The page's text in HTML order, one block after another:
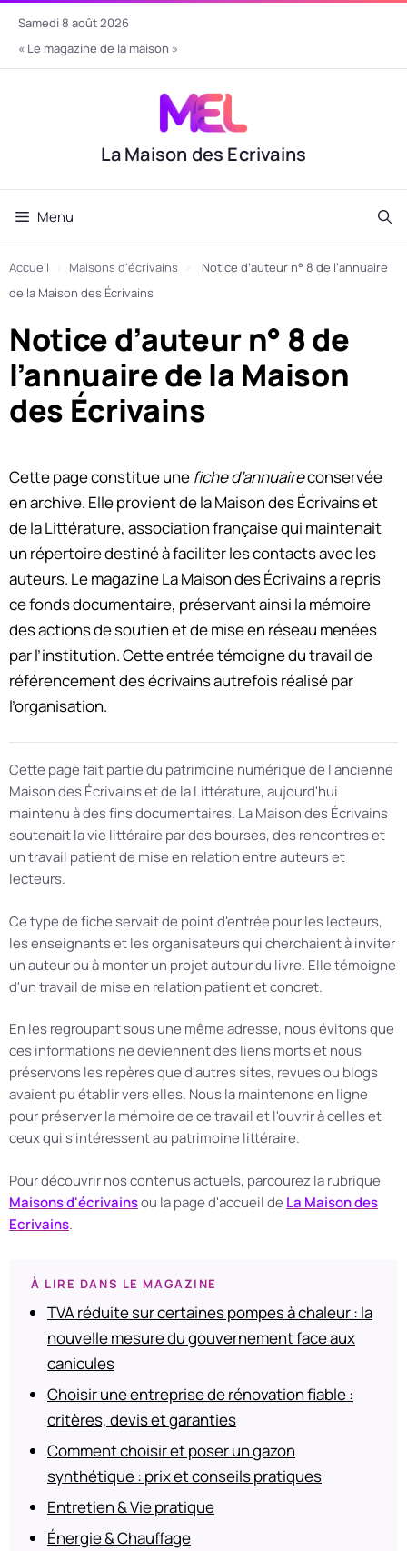
samedi 8 août 2026
« Le magazine de la maison »
La Maison des Ecrivains
Menu
Accueil Maisons d'écrivains
Notice d’auteur n° 8 de l’annuaire
de la Maison des Écrivains
Notice d’auteur n° 8 de
l’annuaire de la Maison
des Écrivains
Cette page constitue une fiche d’annuaireconservée
en archive. Elle provient de la Maison des Écrivains et
de la Littérature, association française qui maintenait
un répertoire destiné à faciliter les contacts avec les
auteurs. Le magazine La Maison des Écrivains a repris
ce fonds documentaire, préservant ainsi la mémoire
des actions de soutien et de mise en réseau menées
par l’institution. Cette entrée témoigne du travail de
référencement des écrivains autrefois réalisé par
l’organisation.
Cette page fait partie du patrimoine numérique de l'ancienne
Maison des Écrivains et de la Littérature, aujourd'hui
maintenu à des fins documentaires. La Maison des Écrivains
soutenait la vie littéraire par des bourses, des rencontres et
un travail patient de mise en relation entre auteurs et
lecteurs.
Ce type de fiche servait de point d'entrée pour les lecteurs,
les enseignants et les organisateurs qui cherchaient à inviter
un auteur ou à monter un projet autour du livre. Elle témoigne
d'un travail de mise en relation patient et concret.
En les regroupant sous une même adresse, nous évitons que
ces informations ne deviennent des liens morts et nous
préservons les repères que d'autres sites, revues ou blogs
avaient pu établir vers elles. Nous la maintenons en ligne
pour préserver la mémoire de ce travail et l'ouvrir à celles et
ceux qui s'intéressent au patrimoine littéraire.
Pour découvrir nos contenus actuels, parcourez la rubrique
Maisons d'écrivainsou la page d'accueil de La Maison des
Ecrivains.
À LIRE DANS LE MAGAZINE
TVA réduite sur certaines pompes à chaleur : la
nouvelle mesure du gouvernement face aux
canicules
Choisir une entreprise de rénovation fiable :
critères, devis et garanties
Comment choisir et poser un gazon
synthétique : prix et conseils pratiques
Entretien & Vie pratique
Énergie & Chauffage